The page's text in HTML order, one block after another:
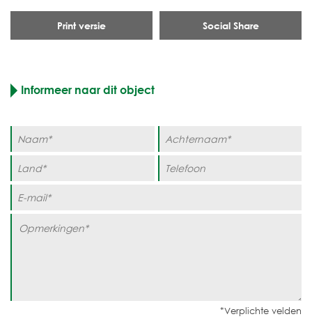
Print versie Social Share
Informeer naar dit object